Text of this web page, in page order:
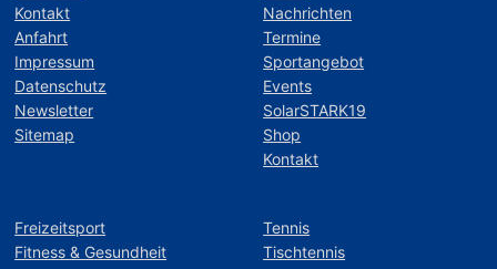
Kontakt
Anfahrt
Impressum
Datenschutz
Newsletter
Sitemap
Nachrichten
Termine
Sportangebot
Events
SolarSTARK19
Shop
Kontakt
Freizeitsport
Fitness & Gesundheit
Tennis
Tischtennis